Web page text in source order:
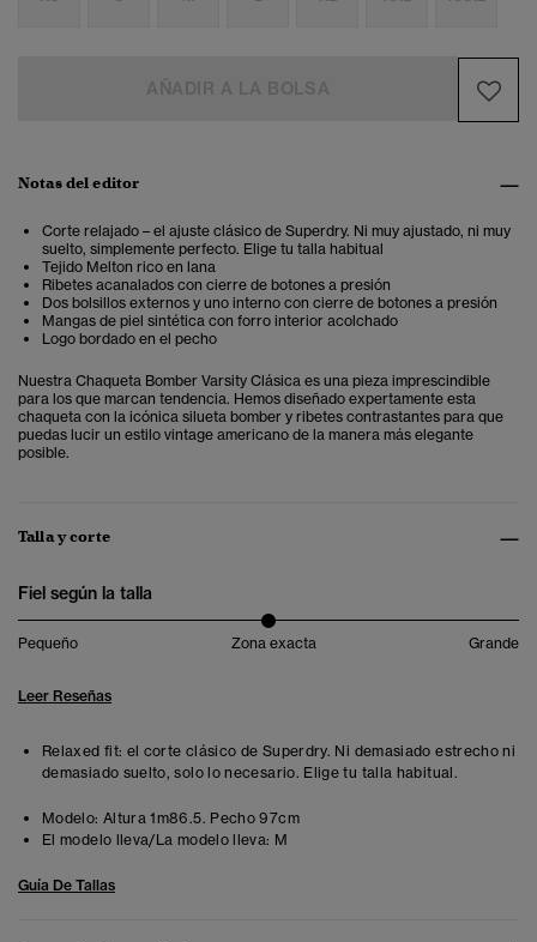
Notas del editor
Corte relajado – el ajuste clásico de Superdry. Ni muy ajustado, ni muy
suelto, simplemente perfecto. Elige tu talla habitual
Tejido Melton rico en lana
Ribetes acanalados con cierre de botones a presión
Dos bolsillos externos y uno interno con cierre de botones a presión
Mangas de piel sintética con forro interior acolchado
Logo bordado en el pecho
Nuestra Chaqueta Bomber Varsity Clásica es una pieza imprescindible
para los que marcan tendencia. Hemos diseñado expertamente esta
chaqueta con la icónica silueta bomber y ribetes contrastantes para que
puedas lucir un estilo vintage americano de la manera más elegante
posible.
Talla y corte
Fiel según la talla
Pequeño Zona exacta Grande
Leer Reseñas
Relaxed fit: el corte clásico de Superdry. Ni demasiado estrecho ni
demasiado suelto, solo lo necesario. Elige tu talla habitual.
Modelo: Altura 1m86.5. Pecho 97cm
El modelo lleva/La modelo lleva: M
Guía De Tallas